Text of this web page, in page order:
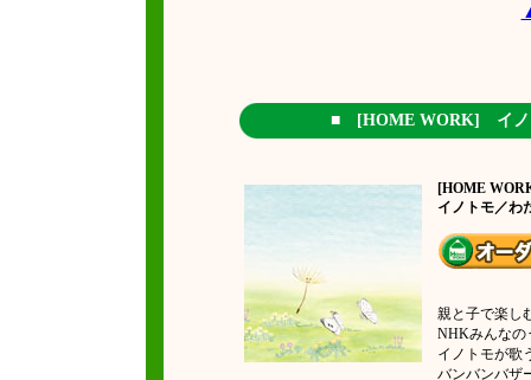
■ [HOME WORK] イ
[HOME
イノトモ／わ
親と子で楽し
NHKみんなの
イノトモが歌
バンバンバザ